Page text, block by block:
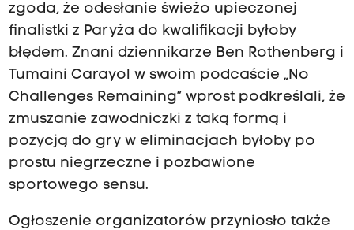
zgoda, że odesłanie świeżo upieczonej
finalistki z Paryża do kwalifikacji byłoby
błędem. Znani dziennikarze Ben Rothenberg i
Tumaini Carayol w swoim podcaście „No
Challenges Remaining” wprost podkreślali, że
zmuszanie zawodniczki z taką formą i
pozycją do gry w eliminacjach byłoby po
prostu niegrzeczne i pozbawione
sportowego sensu.
Ogłoszenie organizatorów przyniosło także